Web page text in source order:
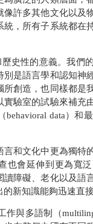
許多其他文化以及
，所有子系統都在
史性的意義。我們
是語言學和認知神
創造，也同樣都是
實驗室的試驗來補充
behavioral data）和
和文化中更為獨特
也會延伸到更為寬
障礙、老化以及語
新知識能夠迅速直
作與多語制（